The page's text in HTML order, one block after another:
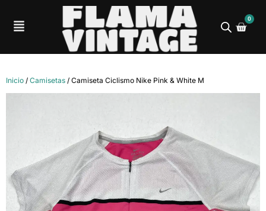
0
Inicio / Camisetas / Camiseta Ciclismo Nike Pink & White M